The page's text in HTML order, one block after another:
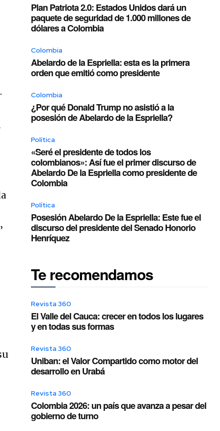
Plan Patriota 2.0: Estados Unidos dará un
paquete de seguridad de 1.000 millones de
dólares a Colombia
Colombia
Abelardo de la Espriella: esta es la primera
orden que emitió como presidente
Colombia
¿Por qué Donald Trump no asistió a la
posesión de Abelardo de la Espriella?
Política
«Seré el presidente de todos los
colombianos»: Así fue el primer discurso de
Abelardo De la Espriella como presidente de
Colombia
Política
Posesión Abelardo De la Espriella: Este fue el
discurso del presidente del Senado Honorio
Henríquez
Te recomendamos
Revista 360
El Valle del Cauca: crecer en todos los lugares
y en todas sus formas
Revista 360
Uniban: el Valor Compartido como motor del
desarrollo en Urabá
Revista 360
Colombia 2026: un país que avanza a pesar del
gobierno de turno